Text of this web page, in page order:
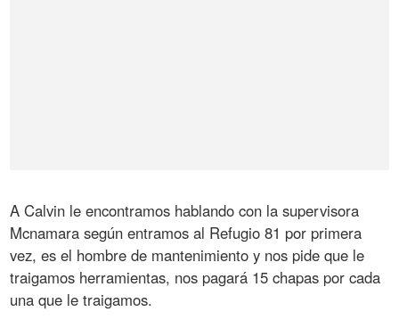
A Calvin le encontramos hablando con la supervisora
Mcnamara según entramos al Refugio 81 por primera
vez, es el hombre de mantenimiento y nos pide que le
traigamos herramientas, nos pagará 15 chapas por cada
una que le traigamos.